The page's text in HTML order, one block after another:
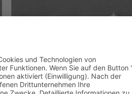
Merkzettel